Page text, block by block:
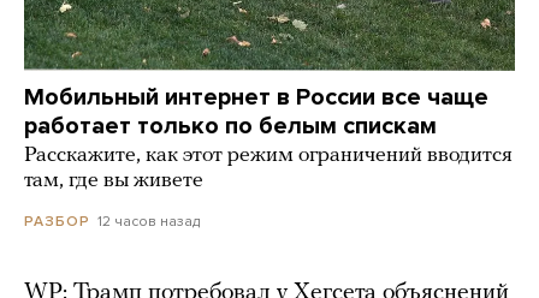
Мобильный интернет в России все чаще
работает только по белым спискам
Расскажите, как этот режим ограничений вводится
там, где вы живете
РАЗБОР 12 часов назад